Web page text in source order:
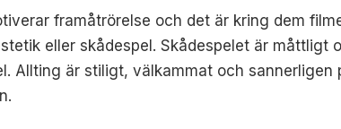
framåtrörelse och det är kring dem
eller skådespel. Skådespelet är
Allting är stiligt, välkammat och